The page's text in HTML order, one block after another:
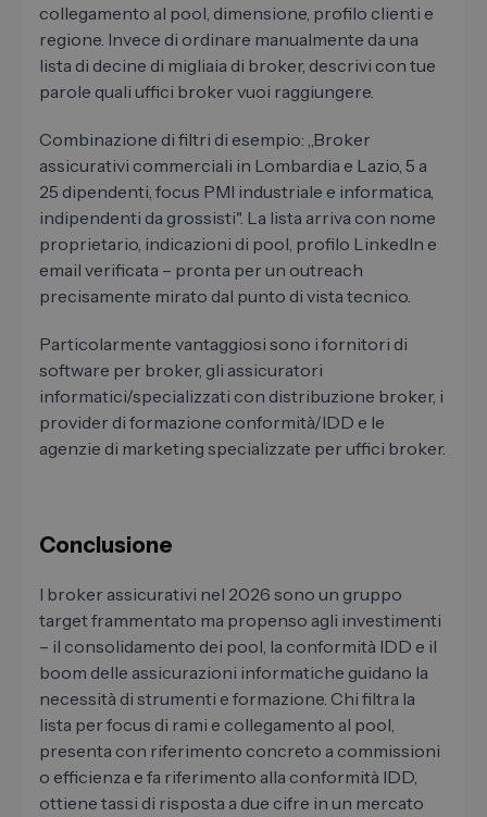
collegamento al pool, dimensione, profilo clienti e
regione. Invece di ordinare manualmente da una
lista di decine di migliaia di broker, descrivi con tue
parole quali uffici broker vuoi raggiungere.
Combinazione di filtri di esempio: „Broker
assicurativi commerciali in Lombardia e Lazio, 5 a
25 dipendenti, focus PMI industriale e informatica,
indipendenti da grossisti". La lista arriva con nome
proprietario, indicazioni di pool, profilo LinkedIn e
email verificata – pronta per un outreach
precisamente mirato dal punto di vista tecnico.
Particolarmente vantaggiosi sono i fornitori di
software per broker, gli assicuratori
informatici/specializzati con distribuzione broker, i
provider di formazione conformità/IDD e le
agenzie di marketing specializzate per uffici broker.
Conclusione
I broker assicurativi nel 2026 sono un gruppo
target frammentato ma propenso agli investimenti
– il consolidamento dei pool, la conformità IDD e il
boom delle assicurazioni informatiche guidano la
necessità di strumenti e formazione. Chi filtra la
lista per focus di rami e collegamento al pool,
presenta con riferimento concreto a commissioni
o efficienza e fa riferimento alla conformità IDD,
ottiene tassi di risposta a due cifre in un mercato